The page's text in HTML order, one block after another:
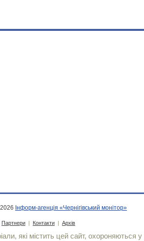
Інформ-агенція «Чернігівський монітор»
Партнери | Контакти | Архів
які містить цей сайт, охороняються у